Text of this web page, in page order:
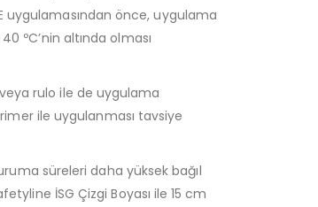
uygulamasından önce, uygulama
ºC’nin altında olması
rulo ile de uygulama
ile uygulanması tavsiye
süreleri daha yüksek bağıl
İSG Çizgi Boyası ile 15 cm